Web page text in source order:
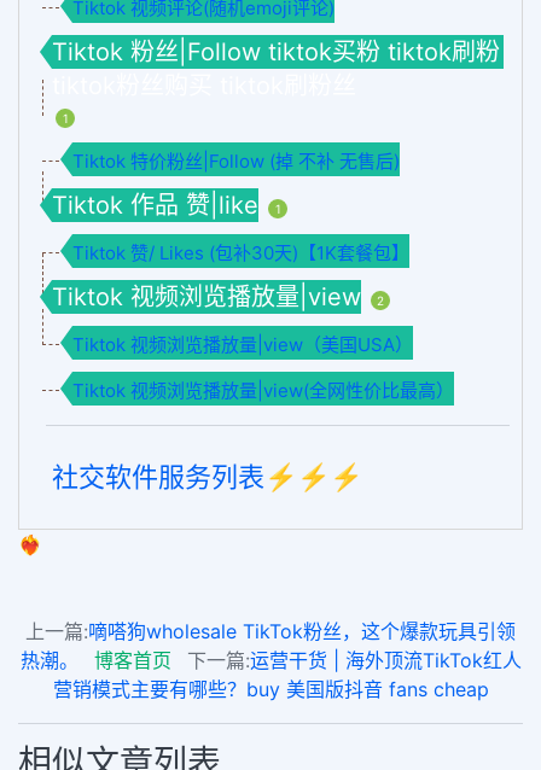
Tiktok 视频评论(随机emoji评论)
Tiktok 粉丝|Follow tiktok买粉 tiktok刷粉
1
Tiktok 特价粉丝|Follow (掉 不补 无售后)
Tiktok 作品 赞|like 1
Tiktok 赞/ Likes (包补30天)【1K套餐包】
Tiktok 视频浏览播放量|view 2
Tiktok 视频浏览播放量|view（美国USA）
Tiktok 视频浏览播放量|view(全网性价比最高）
社交软件服务列表⚡️⚡️⚡️
❤️‍🔥
上一篇:嘀嗒狗wholesale TikTok粉丝，这个爆款玩具引领
热潮。
博客首页 下一篇:运营干货 | 海外顶流TikTok红人
营销模式主要有哪些？buy 美国版抖音 fans cheap